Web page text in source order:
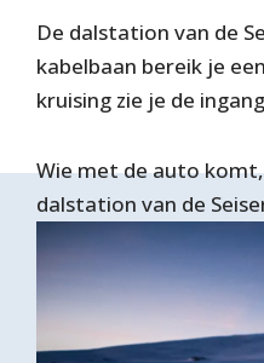
De dalstation van de
kabelbaan bereik je
kruising zie je de
Wie met de auto
dalstation van de